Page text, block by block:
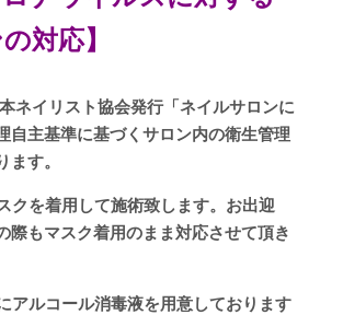
対応】
ネイリスト協会発行「ネイルサロンに
自主基準に基づくサロン内の衛生管理
ます。
クを着用して施術致します。お出迎
際もマスク着用のまま対応させて頂き
アルコール消毒液を用意しております